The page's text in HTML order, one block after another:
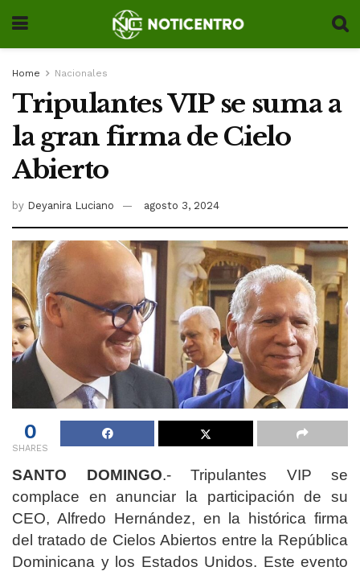
Home Nacionales
Tripulantes VIP se suma a
la gran firma de Cielo
Abierto
by Deyanira Luciano agosto 3, 2024
0
SHARES
SANTO DOMINGO.- Tripulantes VIP se
complace en anunciar la participación de su
CEO, Alfredo Hernández, en la histórica firma
del tratado de Cielos Abiertos entre la República
Dominicana y los Estados Unidos. Este evento